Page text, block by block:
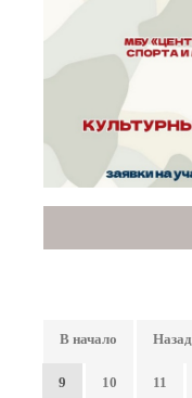
В начало Назад
9 10 11